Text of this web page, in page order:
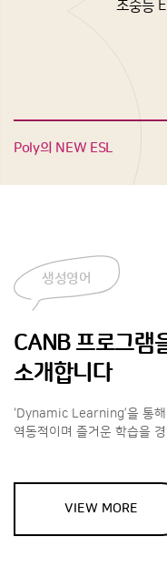
초중등 E
Poly의 NEW ESL
생성영어
CANB 프로그램
소개합니다
‘Dynamic Learning’을 통
역동적이며 즐거운 학습을
VIEW MORE